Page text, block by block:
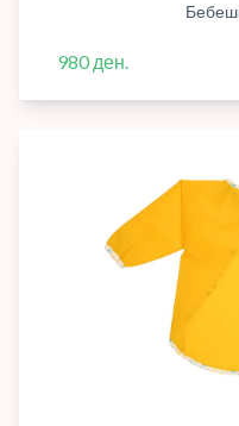
980 ден.